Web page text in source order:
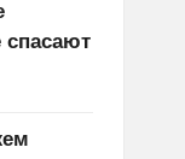
спасают